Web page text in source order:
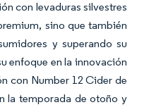
con levaduras silvestres
sino que también
y superando su
enfoque en la innovación
con Number 12 Cider de
la temporada de otoño y